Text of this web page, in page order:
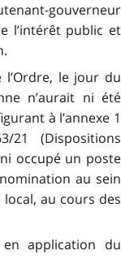
gouverneur
l’intérêt public et
le jour du
n’aurait ni été
à l’annexe 1
21 (Dispositions
occupé un poste
au sein
au cours des
application du